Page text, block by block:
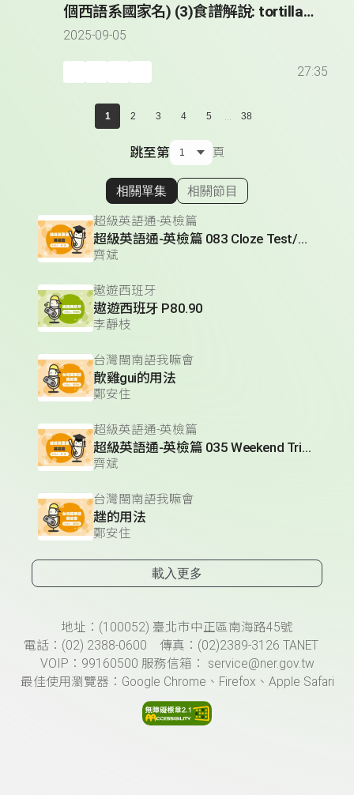
個西語系國家名) (3)食譜解說: tortilla
de patatas (4)課文解說: 第一段
2025-09-05
27:35
1 2 3 4 5 ... 38
跳至第 頁
顯示相關單集
相關單集 相關節目
超級英語通-英檢篇
超級英語通-英檢篇 083 Cloze Test/段落填空-13
齊斌
遨遊西班牙
遨遊西班牙 P80.90
李靜枝
台灣閩南語我嘛會
歕雞gui的用法
鄭安住
超級英語通-英檢篇
超級英語通-英檢篇 035 Weekend Trip- 週末旅遊
齊斌
台灣閩南語我嘛會
趖的用法
鄭安住
載入更多
頁尾資訊地址：(100052) 臺北市中正區南海路45號
電話：(02) 2388-0600 傳真：(02)2389-3126 TANET
VOIP：99160500 服務信箱： service@ner.gov.tw
最佳使用瀏覽器：Google Chrome、Firefox、Apple Safari